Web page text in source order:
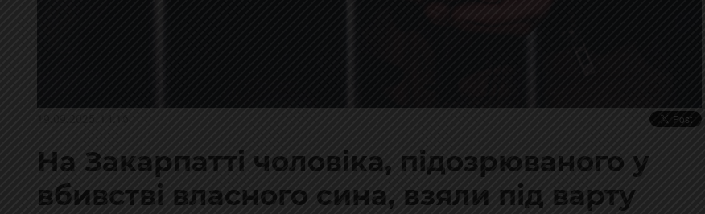
На Закарпатті чоловіка, підозрюваного у
вбивстві власного сина, взяли під варту